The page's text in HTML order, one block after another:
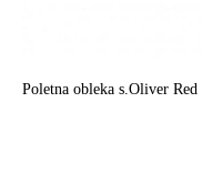
Poletna obleka s.Oliver Red